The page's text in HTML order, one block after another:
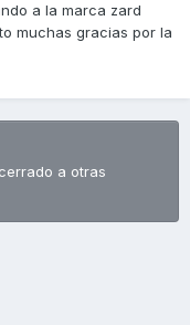
a la marca zard
muchas gracias por la
a otras